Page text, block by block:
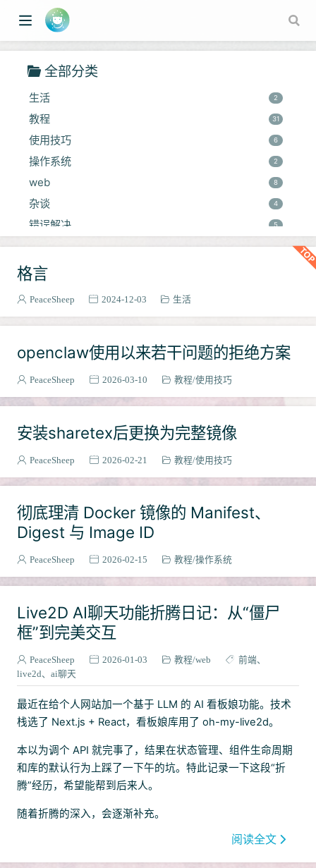
window)
全部分类
生活
2
教程 31
使用技巧 6
操作系统 2
web 8
杂谈 4
错误解决 5
论文阅读 3
图
常用操作
常用命令与配置文件
项目 11
物联网与路由器
程序设计
暑期集训
环境安装与配置 11
MOE
随手写的小项目
课程
云计算
语言 7
java
SSM初学
常用代码
Python 1
常见系统问题处理 1
联邦学习 1
框架使用
多智能体控制
1
网络
格言
PeaceSheep 2024-12-03 生活
openclaw使用以来若干问题的拒绝方案
PeaceSheep 2026-03-10 教程 使用技巧
安装sharetex后更换为完整镜像
PeaceSheep 2026-02-21 教程 使用技巧
彻底理清 Docker 镜像的 Manifest、
Digest 与 Image ID
PeaceSheep 2026-02-15 教程 操作系统
Live2D AI聊天功能折腾日记：从“僵尸
框”到完美交互
PeaceSheep 2026-01-03 教程 web
前端
live2d
ai聊天
最近在给个人网站加一个基于 LLM 的 AI 看板娘功能。技术
栈选了 Next.js + React，看板娘库用了 oh-my-live2d。
本以为调个 API 就完事了，结果在状态管理、组件生命周期
和库的默认行为上踩了一下午的坑。特此记录一下这段“折
腾”经历，希望能帮到后来人。
随着折腾的深入，会逐渐补充。
阅读全文